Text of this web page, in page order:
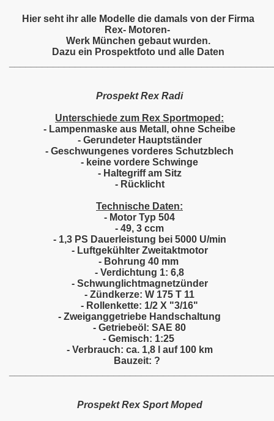
Hier seht ihr alle Modelle die damals von der Firma
Rex- Motoren-
Werk München gebaut wurden.
Dazu ein Prospektfoto und alle Daten
Prospekt Rex Radi
Unterschiede zum Rex Sportmoped:
- Lampenmaske aus Metall, ohne Scheibe
- Gerundeter Hauptständer
- Geschwungenes vorderes Schutzblech
- keine vordere Schwinge
- Haltegriff am Sitz
- Rücklicht
Technische Daten:
- Motor Typ 504
- 49, 3 ccm
- 1,3 PS Dauerleistung bei 5000 U/min
- Luftgekühlter Zweitaktmotor
- Bohrung 40 mm
- Verdichtung 1: 6,8
- Schwunglichtmagnetzünder
- Zündkerze: W 175 T 11
- Rollenkette: 1/2 X "3/16"
- Zweiganggetriebe Handschaltung
- Getriebeöl: SAE 80
- Gemisch: 1:25
- Verbrauch: ca. 1,8 l auf 100 km
Bauzeit: ?
Prospekt Rex Sport Moped